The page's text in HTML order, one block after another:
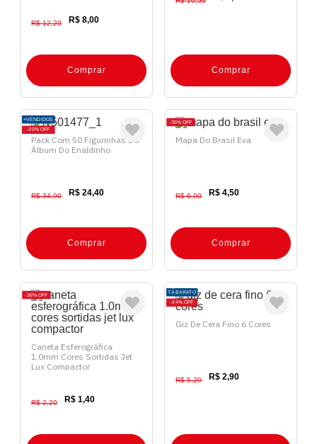
R$ 12,20 R$ 8,00
Comprar Comprar
+VENDIDOS
30% OFF
Pack Com 50 Figurinhas Do
Álbum Do Enaldinho
R$ 34,90 R$ 24,40
Comprar
35% OFF
Mapa Do Brasil Eva
R$ 6,90 R$ 4,50
Comprar
36% OFF
Caneta Esferográfica
1.0mm Cores Sortidas Jet
Lux Compactor
R$ 2,20 R$ 1,40
TÁ BARATO
44% OFF
Giz De Cera Fino 6 Cores
R$ 5,20 R$ 2,90